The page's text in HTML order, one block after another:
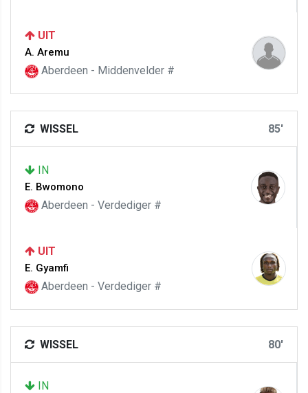
UIT
A. Aremu
Aberdeen - Middenvelder #
WISSEL 85'
IN
E. Bwomono
Aberdeen - Verdediger #
UIT
E. Gyamfi
Aberdeen - Verdediger #
WISSEL 80'
IN